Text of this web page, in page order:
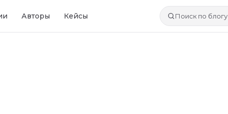
Авторы Кейсы Поиск по блогу